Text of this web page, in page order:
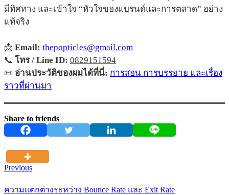
มีทิศทาง และเข้าใจ “หัวใจของแบรนด์และการตลาด” อย่าง
แท้จริง
📩 Email: thepopticles@gmail.com
📞 โทร / Line ID: 0829151594
📜 อ่านประวัติของผมได้ที่นี่: การสอน การบรรยาย และเรื่อง
ราวที่ผ่านมา
Share to friends
Previous
ความแตกต่างระหว่าง Bounce Rate และ Exit Rate